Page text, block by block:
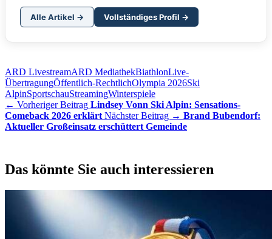
Alle Artikel → Vollständiges Profil →
ARD LivestreamARD MediathekBiathlonLive-
ÜbertragungÖffentlich-RechtlichOlympia 2026Ski
AlpinSportschauStreamingWinterspiele
← Vorheriger Beitrag Lindsey Vonn Ski Alpin: Sensations-
Comeback 2026 erklärt Nächster Beitrag → Brand Bubendorf:
Aktueller Großeinsatz erschüttert Gemeinde
Das könnte Sie auch interessieren